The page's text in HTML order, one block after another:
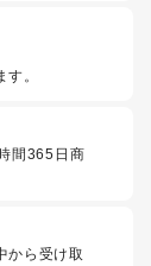
。
間365日商
から受け取